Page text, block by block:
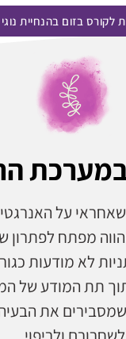
לקורס בזום בהנחיית נוגי
על
מפתח
לא מודעות
תת המודע של
את